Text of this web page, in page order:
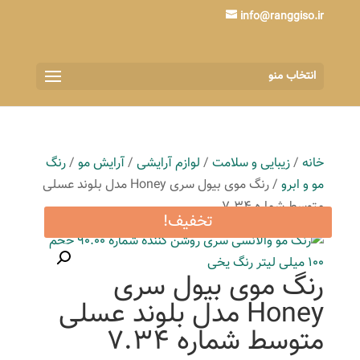
info@ranggiso.ir
انتخاب منو
خانه/زیبایی و سلامت/ لوازم آرایشی/آرایش مو/رنگ
مو و ابرو
/ رنگ موی بیول سری Honey مدل بلوند عسلی
متوسط شماره 7.34
تخفیف!
رنگ موی بیول سری
Honey مدل بلوند عسلی
متوسط شماره 7.34